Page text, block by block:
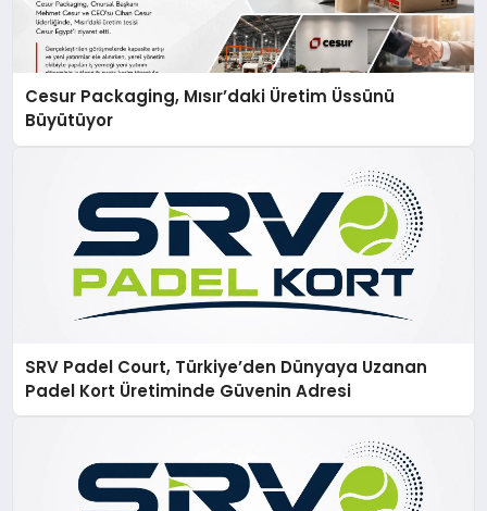
Cesur Packaging, Mısır’daki Üretim Üssünü
Büyütüyor
SRV Padel Court, Türkiye’den Dünyaya Uzanan
Padel Kort Üretiminde Güvenin Adresi